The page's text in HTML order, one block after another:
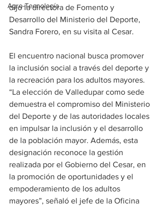
Agro-Tecnología
dijo la directora de Fomento y
Desarrollo del Ministerio del Deporte,
Sandra Forero, en su visita al Cesar.
El encuentro nacional busca promover
la inclusión social a través del deporte y
la recreación para los adultos mayores.
“La elección de Valledupar como sede
demuestra el compromiso del Ministerio
del Deporte y de las autoridades locales
en impulsar la inclusión y el desarrollo
de la población mayor. Además, esta
designación reconoce la gestión
realizada por el Gobierno del Cesar, en
la promoción de oportunidades y el
empoderamiento de los adultos
mayores”, señaló el jefe de la Oficina